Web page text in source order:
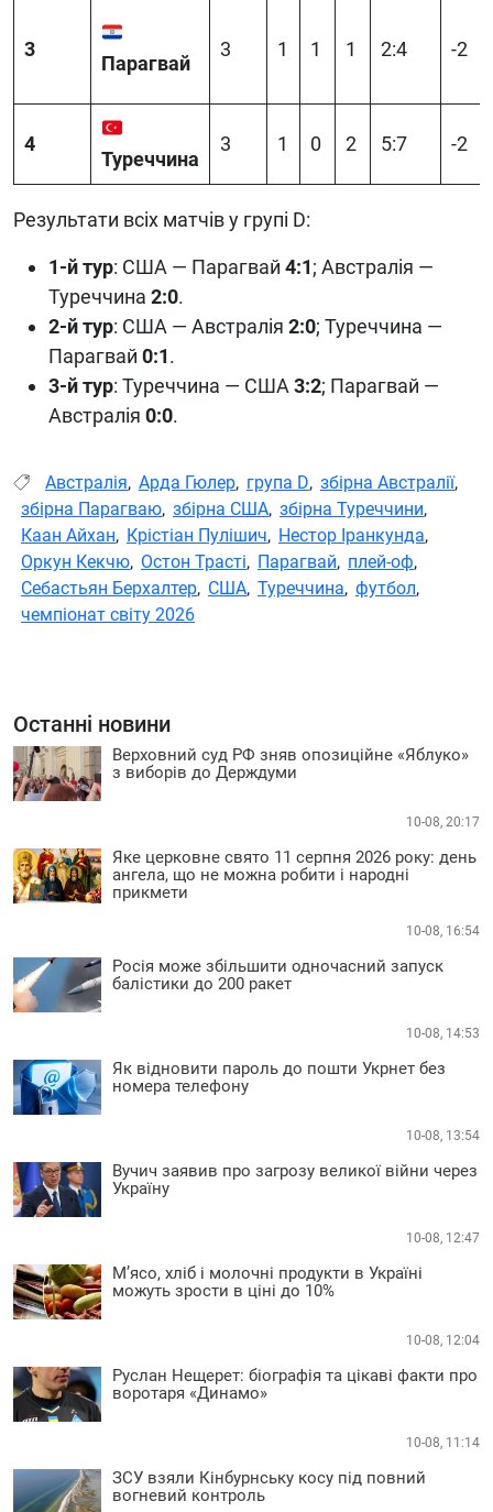
3
Парагвай
3 1 1 1 2:4 -2
4
Туреччина
3 1 0 2 5:7 -2
Результати всіх матчів у групі D:
1-й тур: США — Парагвай 4:1; Австралія —
Туреччина 2:0.
2-й тур: США — Австралія 2:0; Туреччина —
Парагвай 0:1.
3-й тур: Туреччина — США 3:2; Парагвай —
Австралія 0:0.
Австралія, Арда Гюлер, група D, збірна Австралії,
збірна Парагваю, збірна США, збірна Туреччини,
Каан Айхан, Крістіан Пулішич, Нестор Іранкунда,
Оркун Кекчю, Остон Трасті, Парагвай, плей-оф,
Себастьян Берхалтер, США, Туреччина, футбол,
чемпіонат світу 2026
Останні новини
Верховний суд РФ зняв опозиційне «Яблуко»
з виборів до Держдуми
10-08, 20:17
Яке церковне свято 11 серпня 2026 року: день
ангела, що не можна робити і народні
прикмети
10-08, 16:54
Росія може збільшити одночасний запуск
балістики до 200 ракет
10-08, 14:53
Як відновити пароль до пошти Укрнет без
номера телефону
10-08, 13:54
Вучич заявив про загрозу великої війни через
Україну
10-08, 12:47
М’ясо, хліб і молочні продукти в Україні
можуть зрости в ціні до 10%
10-08, 12:04
Руслан Нещерет: біографія та цікаві факти про
воротаря «Динамо»
10-08, 11:14
ЗСУ взяли Кінбурнську косу під повний
вогневий контроль